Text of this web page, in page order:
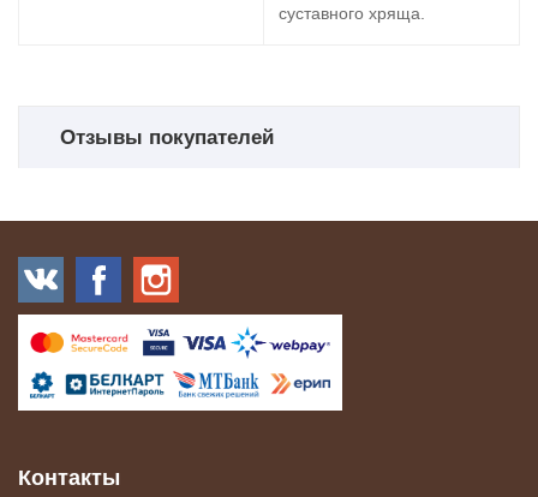
суставного хряща.
Отзывы покупателей
Контакты